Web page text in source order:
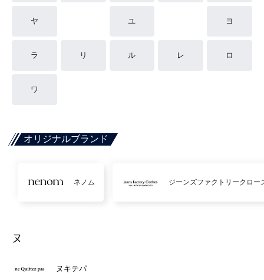
ヤ ユ ヨ
ラ リ ル レ ロ
ワ
オリジナルブランド
ネノム ジーンズファクトリークロー
ヌ
ヌキテパ